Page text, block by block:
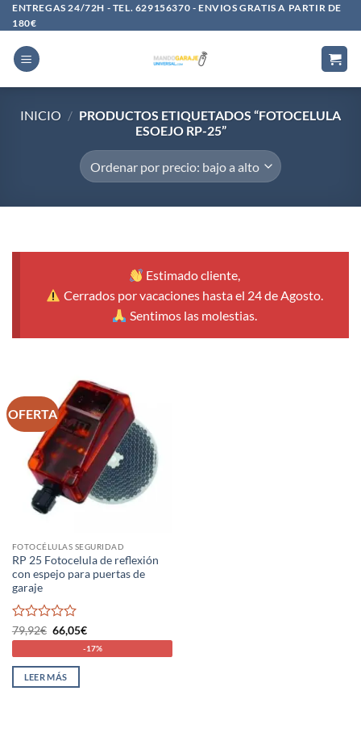
Saltar
al
contenido
ENTREGAS 24/72H - TEL. 629156370 - ENVIOS GRATIS A PARTIR DE
180€
INICIO / PRODUCTOS ETIQUETADOS “FOTOCELULA
ESOEJO RP-25”
Estimado cliente,
Cerrados por vacaciones hasta el 24 de Agosto.
Sentimos las molestias.
OFERTA
FOTOCÉLULAS SEGURIDAD
RP 25 Fotocelula de reflexión
con espejo para puertas de
garaje
Valorado
con
0
de
79,92€ El
precio
original
era:
79,92€.
66,05€El
precio
actual
es:
-17%
LEER MÁS